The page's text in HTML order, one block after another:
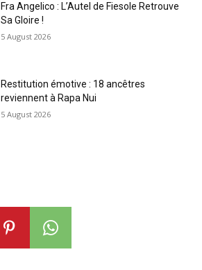
Fra Angelico : L’Autel de Fiesole Retrouve
Sa Gloire !
5 August 2026
Restitution émotive : 18 ancêtres
reviennent à Rapa Nui
5 August 2026